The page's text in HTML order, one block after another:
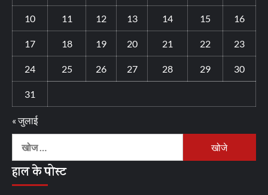
10 11 12 13 14 15 16
17 18 19 20 21 22 23
24 25 26 27 28 29 30
31
« जुलाई
निम्न
खोजें:
हाल के पोस्ट